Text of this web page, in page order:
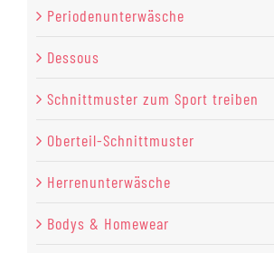
Periodenunterwäsche
Dessous
Schnittmuster zum Sport treiben
Oberteil-Schnittmuster
Herrenunterwäsche
Bodys & Homewear